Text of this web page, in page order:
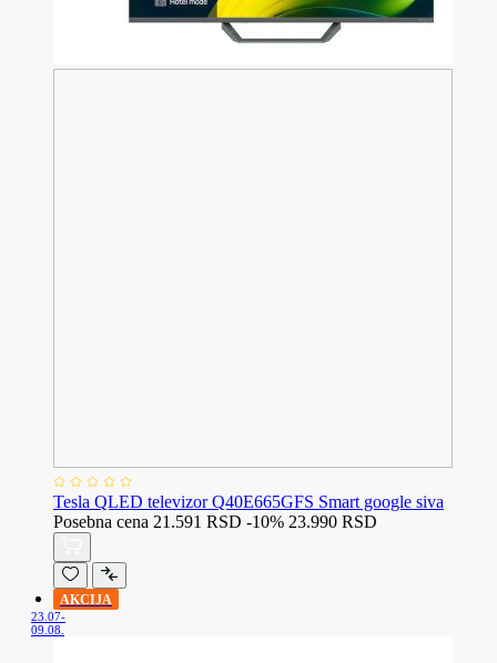
Tesla QLED televizor Q40E665GFS Smart google siva
Posebna cena 21.591 RSD -10% 23.990 RSD
AKCIJA
23.07-
09.08.